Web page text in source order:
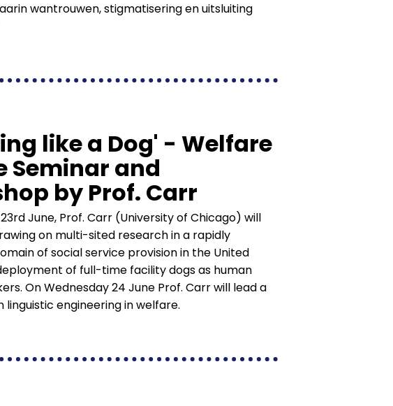
wantrouwen, stigmatisering en uitsluiting
like a Dog' - Welfare
Seminar and
by Prof. Carr
June, Prof. Carr (University of Chicago) will
on multi-sited research in a rapidly
of social service provision in the United
of full-time facility dogs as human
On Wednesday 24 June Prof. Carr will lead a
linguistic engineering in welfare.